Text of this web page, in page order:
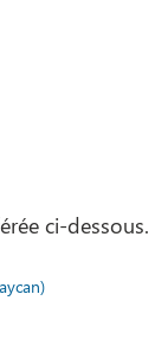
ci-dessous.